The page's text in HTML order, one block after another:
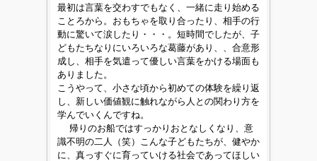
最初は言葉を交わすでもなく、一緒に走り始める
ことろから。おもちゃを取り合ったり、相手の行
動に驚いて涙したり・・・。短時間でしたが、子
どもたちなりにいろいろな葛藤があり、、合意形
成し、相手を気遣って優しい言葉をかける場面も
ありました。
こうやって、小さな頃から初めての体験を繰り返
し、新しい価値観に触れながら人との関わり方を
学んでいくんですね。
帰りのお船ではすっかりおとなしくなり、意
識不明の二人（笑）こんな子どもたちが、健やか
に、真っすぐに育っていける社会であってほしい